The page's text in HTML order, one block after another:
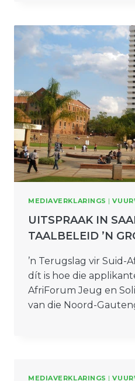
MEDIAVERKLARINGS |
UITSPRAAK IN
TAALBELEID ’N
’n Terugslag vir Suid-
dít is hoe die
AfriForum Jeug en
van die Noord-
MEDIAVERKLARINGS |